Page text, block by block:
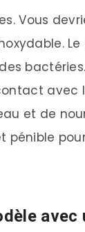
Vous
et de
avec